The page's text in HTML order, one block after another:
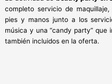
completo servicio de
pies y manos junto a los
música y una “candy party” que
también incluidos en la oferta.